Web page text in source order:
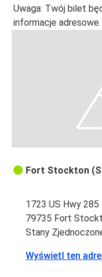
Uwaga: Twój bilet
informacje adresowe.
Fort Stockton
1723 US Hwy 285
79735 Fort
Stany
Wyświetl ten